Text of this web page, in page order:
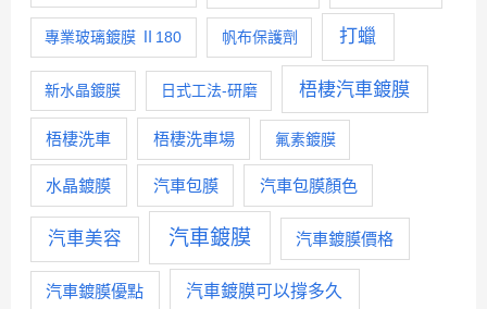
專業玻璃鍍膜 Ⅱ180 帆布保護劑 打蠟
新水晶鍍膜 日式工法-研磨 梧棲汽車鍍膜
梧棲洗車 梧棲洗車場 氟素鍍膜
水晶鍍膜 汽車包膜 汽車包膜顏色
汽車美容 汽車鍍膜 汽車鍍膜價格
汽車鍍膜優點 汽車鍍膜可以撐多久